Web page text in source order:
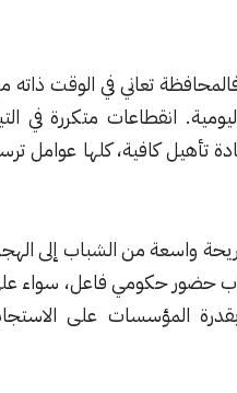
تعاني في الوقت ذاته
انقطاعات متكررة في
تأهيل كافية، كلها عوامل
واسعة من الشباب إلى
حضور حكومي فاعل، سواء
المؤسسات على